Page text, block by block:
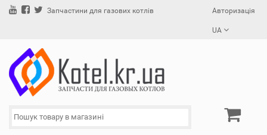
Запчастини для газових котлів Авторизація
UA